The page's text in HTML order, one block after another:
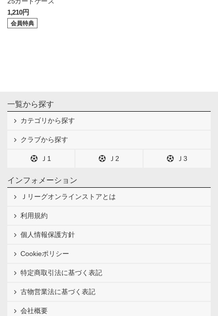
1,210円
会員特典
一覧から探す
カテゴリから探す
クラブから探す
Ｊ1 Ｊ2 Ｊ3
インフォメーション
Ｊリーグオンラインストアとは
利用規約
個人情報保護方針
Cookieポリシー
特定商取引法に基づく表記
古物営業法に基づく表記
会社概要